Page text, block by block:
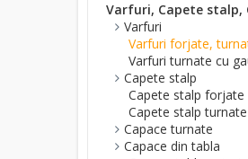
Varfuri, Capete stalp,
Varfuri
Varfuri forjate,
Varfuri turnate cu
Capete stalp
Capete stalp forjate
Capete stalp turnate
Capace turnate
Capace din tabla